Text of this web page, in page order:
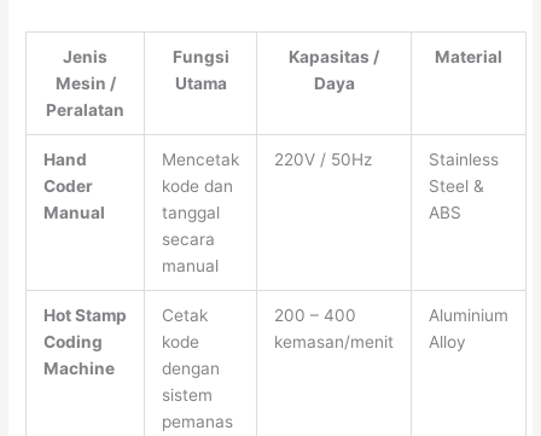
Jenis
Mesin /
Peralatan
Fungsi
Utama
Kapasitas /
Daya
Material
Hand
Coder
Manual
Mencetak
kode dan
tanggal
secara
manual
220V / 50Hz
Stainless
Steel &
ABS
Hot Stamp
Coding
Machine
Cetak
kode
dengan
sistem
pemanas
200 – 400
kemasan/menit
Aluminium
Alloy